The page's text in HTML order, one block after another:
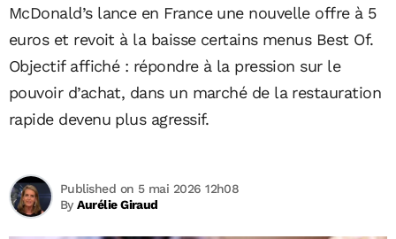
McDonald’s lance en France une nouvelle offre à 5
euros et revoit à la baisse certains menus Best Of.
Objectif affiché : répondre à la pression sur le
pouvoir d’achat, dans un marché de la restauration
rapide devenu plus agressif.
ByAurélie Giraud
Published on 5 mai 2026 12h08